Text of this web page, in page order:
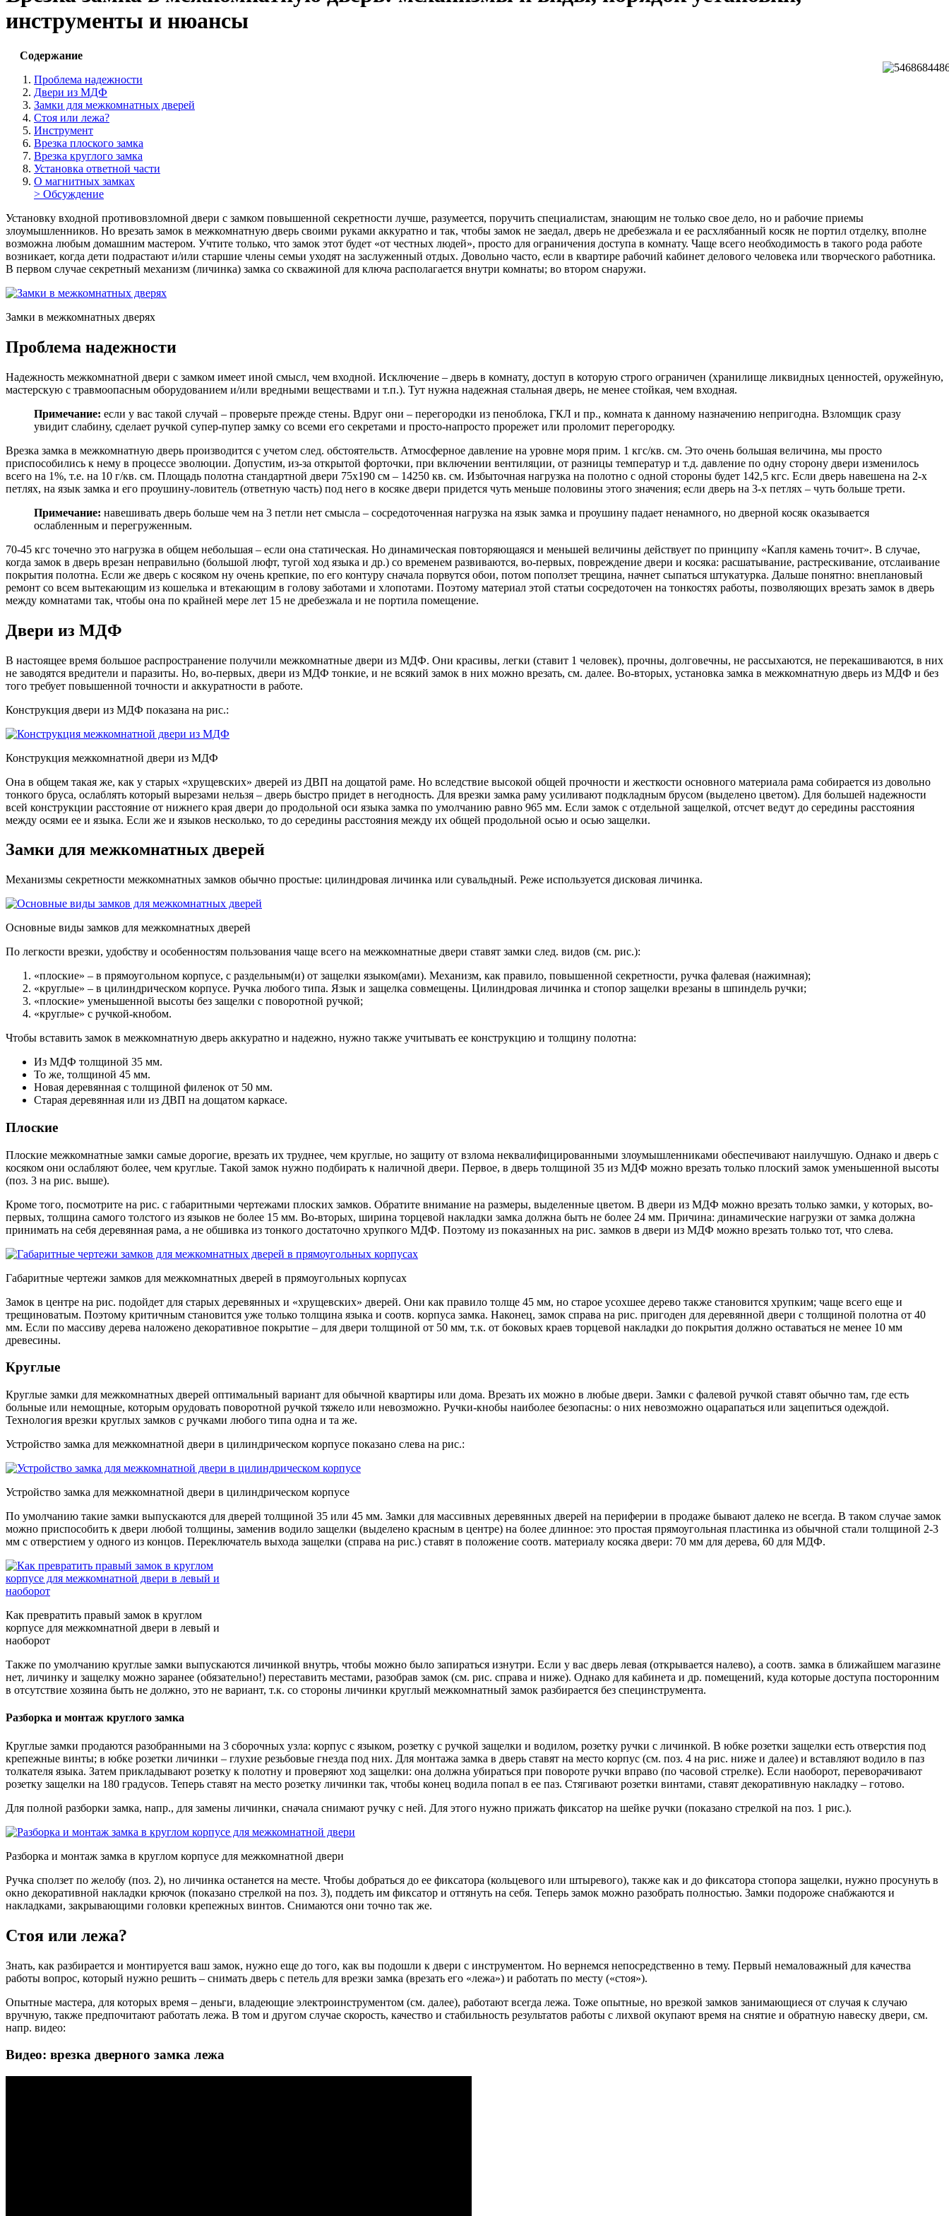
инструменты и нюансы
Содержание
Проблема надежности
Двери из МДФ
Замки для межкомнатных дверей
Стоя или лежа?
Инструмент
Врезка плоского замка
Врезка круглого замка
Установка ответной части
О магнитных замках
> Обсуждение
Установку входной противовзломной двери с замком повышенной секретности лучше, разумеется, поручить специалистам, знающим не только свое дело, но и рабочие приемы
злоумышленников. Но врезать замок в межкомнатную дверь своими руками аккуратно и так, чтобы замок не заедал, дверь не дребезжала и ее расхлябанный косяк не портил отделку, вполне
возможна любым домашним мастером. Учтите только, что замок этот будет «от честных людей», просто для ограничения доступа в комнату. Чаще всего необходимость в такого рода работе
возникает, когда дети подрастают и/или старшие члены семьи уходят на заслуженный отдых. Довольно часто, если в квартире рабочий кабинет делового человека или творческого работника.
В первом случае секретный механизм (личинка) замка со скважиной для ключа располагается внутри комнаты; во втором снаружи.
Замки в межкомнатных дверях
Проблема надежности
Надежность межкомнатной двери с замком имеет иной смысл, чем входной. Исключение – дверь в комнату, доступ в которую строго ограничен (хранилище ликвидных ценностей, оружейную,
мастерскую с травмоопасным оборудованием и/или вредными веществами и т.п.). Тут нужна надежная стальная дверь, не менее стойкая, чем входная.
Примечание: если у вас такой случай – проверьте прежде стены. Вдруг они – перегородки из пеноблока, ГКЛ и пр., комната к данному назначению непригодна. Взломщик сразу
увидит слабину, сделает ручкой супер-пупер замку со всеми его секретами и просто-напросто прорежет или проломит перегородку.
Врезка замка в межкомнатную дверь производится с учетом след. обстоятельств. Атмосферное давление на уровне моря прим. 1 кгс/кв. см. Это очень большая величина, мы просто
приспособились к нему в процессе эволюции. Допустим, из-за открытой форточки, при включении вентиляции, от разницы температур и т.д. давление по одну сторону двери изменилось
всего на 1%, т.е. на 10 г/кв. см. Площадь полотна стандартной двери 75х190 см – 14250 кв. см. Избыточная нагрузка на полотно с одной стороны будет 142,5 кгс. Если дверь навешена на 2-х
петлях, на язык замка и его проушину-ловитель (ответную часть) под него в косяке двери придется чуть меньше половины этого значения; если дверь на 3-х петлях – чуть больше трети.
Примечание: навешивать дверь больше чем на 3 петли нет смысла – сосредоточенная нагрузка на язык замка и проушину падает ненамного, но дверной косяк оказывается
ослабленным и перегруженным.
70-45 кгс точечно это нагрузка в общем небольшая – если она статическая. Но динамическая повторяющаяся и меньшей величины действует по принципу «Капля камень точит». В случае,
когда замок в дверь врезан неправильно (большой люфт, тугой ход языка и др.) со временем развиваются, во-первых, повреждение двери и косяка: расшатывание, растрескивание, отслаивание
покрытия полотна. Если же дверь с косяком ну очень крепкие, по его контуру сначала порвутся обои, потом поползет трещина, начнет сыпаться штукатурка. Дальше понятно: внеплановый
ремонт со всем вытекающим из кошелька и втекающим в голову заботами и хлопотами. Поэтому материал этой статьи сосредоточен на тонкостях работы, позволяющих врезать замок в дверь
между комнатами так, чтобы она по крайней мере лет 15 не дребезжала и не портила помещение.
Двери из МДФ
В настоящее время большое распространение получили межкомнатные двери из МДФ. Они красивы, легки (ставит 1 человек), прочны, долговечны, не рассыхаются, не перекашиваются, в них
не заводятся вредители и паразиты. Но, во-первых, двери из МДФ тонкие, и не всякий замок в них можно врезать, см. далее. Во-вторых, установка замка в межкомнатную дверь из МДФ и без
того требует повышенной точности и аккуратности в работе.
Конструкция двери из МДФ показана на рис.:
Конструкция межкомнатной двери из МДФ
Она в общем такая же, как у старых «хрущевских» дверей из ДВП на дощатой раме. Но вследствие высокой общей прочности и жесткости основного материала рама собирается из довольно
тонкого бруса, ослаблять который вырезами нельзя – дверь быстро придет в негодность. Для врезки замка раму усиливают подкладным брусом (выделено цветом). Для большей надежности
всей конструкции расстояние от нижнего края двери до продольной оси языка замка по умолчанию равно 965 мм. Если замок с отдельной защелкой, отсчет ведут до середины расстояния
между осями ее и языка. Если же и языков несколько, то до середины расстояния между их общей продольной осью и осью защелки.
Замки для межкомнатных дверей
Механизмы секретности межкомнатных замков обычно простые: цилиндровая личинка или сувальдный. Реже используется дисковая личинка.
Основные виды замков для межкомнатных дверей
По легкости врезки, удобству и особенностям пользования чаще всего на межкомнатные двери ставят замки след. видов (см. рис.):
«плоские» – в прямоугольном корпусе, с раздельным(и) от защелки языком(ами). Механизм, как правило, повышенной секретности, ручка фалевая (нажимная);
«круглые» – в цилиндрическом корпусе. Ручка любого типа. Язык и защелка совмещены. Цилиндровая личинка и стопор защелки врезаны в шпиндель ручки;
«плоские» уменьшенной высоты без защелки с поворотной ручкой;
«круглые» с ручкой-кнобом.
Чтобы вставить замок в межкомнатную дверь аккуратно и надежно, нужно также учитывать ее конструкцию и толщину полотна:
Из МДФ толщиной 35 мм.
То же, толщиной 45 мм.
Новая деревянная с толщиной филенок от 50 мм.
Старая деревянная или из ДВП на дощатом каркасе.
Плоские
Плоские межкомнатные замки самые дорогие, врезать их труднее, чем круглые, но защиту от взлома неквалифицированными злоумышленниками обеспечивают наилучшую. Однако и дверь с
косяком они ослабляют более, чем круглые. Такой замок нужно подбирать к наличной двери. Первое, в дверь толщиной 35 из МДФ можно врезать только плоский замок уменьшенной высоты
(поз. 3 на рис. выше).
Кроме того, посмотрите на рис. с габаритными чертежами плоских замков. Обратите внимание на размеры, выделенные цветом. В двери из МДФ можно врезать только замки, у которых, во-
первых, толщина самого толстого из языков не более 15 мм. Во-вторых, ширина торцевой накладки замка должна быть не более 24 мм. Причина: динамические нагрузки от замка должна
принимать на себя деревянная рама, а не обшивка из тонкого достаточно хрупкого МДФ. Поэтому из показанных на рис. замков в двери из МДФ можно врезать только тот, что слева.
Габаритные чертежи замков для межкомнатных дверей в прямоугольных корпусах
Замок в центре на рис. подойдет для старых деревянных и «хрущевских» дверей. Они как правило толще 45 мм, но старое усохшее дерево также становится хрупким; чаще всего еще и
трещиноватым. Поэтому критичным становится уже только толщина языка и соотв. корпуса замка. Наконец, замок справа на рис. пригоден для деревянной двери с толщиной полотна от 40
мм. Если по массиву дерева наложено декоративное покрытие – для двери толщиной от 50 мм, т.к. от боковых краев торцевой накладки до покрытия должно оставаться не менее 10 мм
древесины.
Круглые
Круглые замки для межкомнатных дверей оптимальный вариант для обычной квартиры или дома. Врезать их можно в любые двери. Замки с фалевой ручкой ставят обычно там, где есть
больные или немощные, которым орудовать поворотной ручкой тяжело или невозможно. Ручки-кнобы наиболее безопасны: о них невозможно оцарапаться или зацепиться одеждой.
Технология врезки круглых замков с ручками любого типа одна и та же.
Устройство замка для межкомнатной двери в цилиндрическом корпусе показано слева на рис.:
Устройство замка для межкомнатной двери в цилиндрическом корпусе
По умолчанию такие замки выпускаются для дверей толщиной 35 или 45 мм. Замки для массивных деревянных дверей на периферии в продаже бывают далеко не всегда. В таком случае замок
можно приспособить к двери любой толщины, заменив водило защелки (выделено красным в центре) на более длинное: это простая прямоугольная пластинка из обычной стали толщиной 2-3
мм с отверстием у одного из концов. Переключатель выхода защелки (справа на рис.) ставят в положение соотв. материалу косяка двери: 70 мм для дерева, 60 для МДФ.
Как превратить правый замок в круглом
корпусе для межкомнатной двери в левый и
наоборот
Также по умолчанию круглые замки выпускаются личинкой внутрь, чтобы можно было запираться изнутри. Если у вас дверь левая (открывается налево), а соотв. замка в ближайшем магазине
нет, личинку и защелку можно заранее (обязательно!) переставить местами, разобрав замок (см. рис. справа и ниже). Однако для кабинета и др. помещений, куда которые доступа посторонним
в отсутствие хозяина быть не должно, это не вариант, т.к. со стороны личинки круглый межкомнатный замок разбирается без специнструмента.
Разборка и монтаж круглого замка
Круглые замки продаются разобранными на 3 сборочных узла: корпус с языком, розетку с ручкой защелки и водилом, розетку ручки с личинкой. В юбке розетки защелки есть отверстия под
крепежные винты; в юбке розетки личинки – глухие резьбовые гнезда под них. Для монтажа замка в дверь ставят на место корпус (см. поз. 4 на рис. ниже и далее) и вставляют водило в паз
толкателя языка. Затем прикладывают розетку к полотну и проверяют ход защелки: она должна убираться при повороте ручки вправо (по часовой стрелке). Если наоборот, переворачивают
розетку защелки на 180 градусов. Теперь ставят на место розетку личинки так, чтобы конец водила попал в ее паз. Стягивают розетки винтами, ставят декоративную накладку – готово.
Для полной разборки замка, напр., для замены личинки, сначала снимают ручку с ней. Для этого нужно прижать фиксатор на шейке ручки (показано стрелкой на поз. 1 рис.).
Разборка и монтаж замка в круглом корпусе для межкомнатной двери
Ручка сползет по желобу (поз. 2), но личинка останется на месте. Чтобы добраться до ее фиксатора (кольцевого или штыревого), также как и до фиксатора стопора защелки, нужно просунуть в
окно декоративной накладки крючок (показано стрелкой на поз. 3), поддеть им фиксатор и оттянуть на себя. Теперь замок можно разобрать полностью. Замки подороже снабжаются и
накладками, закрывающими головки крепежных винтов. Снимаются они точно так же.
Стоя или лежа?
Знать, как разбирается и монтируется ваш замок, нужно еще до того, как вы подошли к двери с инструментом. Но вернемся непосредственно в тему. Первый немаловажный для качества
работы вопрос, который нужно решить – снимать дверь с петель для врезки замка (врезать его «лежа») и работать по месту («стоя»).
Опытные мастера, для которых время – деньги, владеющие электроинструментом (см. далее), работают всегда лежа. Тоже опытные, но врезкой замков занимающиеся от случая к случаю
вручную, также предпочитают работать лежа. В том и другом случае скорость, качество и стабильность результатов работы с лихвой окупают время на снятие и обратную навеску двери, см.
напр. видео:
Видео: врезка дверного замка лежа